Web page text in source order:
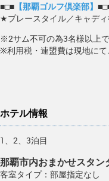
■□■ 【那覇ゴルフ倶楽部】
★プレースタイル／キャデ
※2サム不可の為3名様以上で
※利用税・連盟費は現地にて
ホテル情報
1、2、3泊目
那覇市内おまかせスタン
客室タイプ：部屋指定なし